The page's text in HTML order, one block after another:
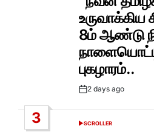
உருவாக்கிய
8ம் ஆண்டு
புகழாரம்..
Post2 days ago
3
POSTED
SCROLLER